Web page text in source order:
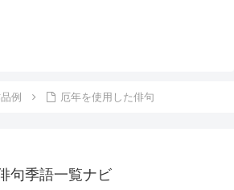
例 厄年を使用した俳句
句季語一覧ナビ